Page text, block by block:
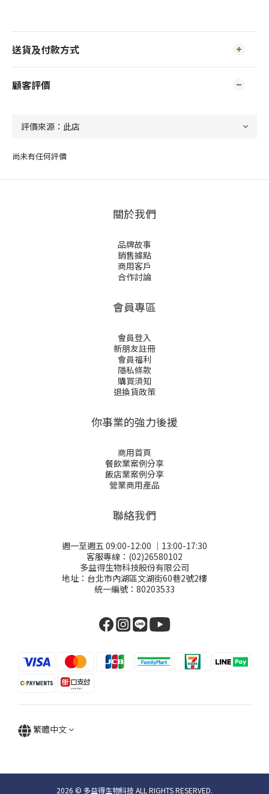
送貨及付款方式
顧客評價
尚未有任何評價
關於我們
品牌故事
銷售據點
商用客戶
合作討論
會員專區
會員登入
新朋友註冊
會員福利
隱私條款
購買須知
退換貨政策
你事業的強力後援
商用首頁
餐飲業案例分享
飯店業案例分享
營業商用產品
聯絡我們
週一至週五 09:00-12:00 │13:00-17:30
客服專線：(02)26580102
多益得生物科技股份有限公司
地址：台北市內湖區文湖街60巷2號2樓
統一編號：80203533
繁體中文
2026 © 多益得生物科技 ALL RIGHTS RESERVED.